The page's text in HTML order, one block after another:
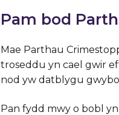
Pam bod
Mae Parthau
troseddu yn cael gwir
nod yw datblygu
Pan fydd mwy o bobl